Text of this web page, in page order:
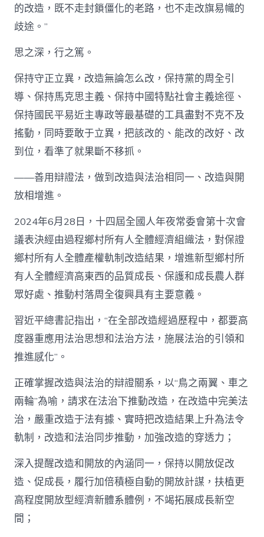
的改造，既不走封鎖僵化的老路，也不走改旗易幟的
歧途。”
思之深，行之篤。
保持守正立異，改造無論怎么改，保持黨的周全引
導、保持馬克思主義、保持中國特點社會主義途徑、
保持國民平易近主專政等最基礎的工具盡對不克不及
搖動，同時要敢于立異，把該改的、能改的改好、改
到位，看準了就果斷不移抓。
——善用辯證法，做到改造與法治相同一、改造與開
放相增進。
2024年6月28日，十四屆全國人年夜常委會第十次會
議表決經由過程鄉村所有人全體經濟組織法，對保證
鄉村所有人全體產權軌制改造結果，增進新型鄉村所
有人全體經濟高東西的品質成長、保護和成長農人群
眾好處、推動村落周全復興具有主要意義。
習近平總書記指出，“在全部改造經過歷程中，都要高
度器重應用法治思想和法治方法，施展法治的引領和
推進感化”。
正確掌握改造與法治的辯證關系，以“鳥之兩翼、車之
兩輪”為喻，請求在法治下推動改造，在改造中完美法
治，嚴重改造于法有據、實時把改造結果上升為法令
軌制，改造和法治同步推動，加強改造的穿透力；
深入提醒改造和開放的內涵同一，保持以開放促改
造、促成長，履行加倍積極自動的開放計謀，扶植更
高程度開放型經濟新體系體例，不竭拓展成長新空
間；